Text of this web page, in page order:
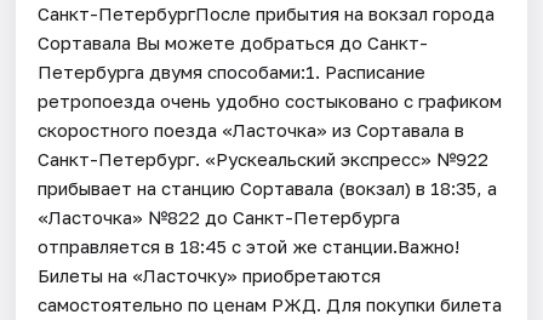
Санкт-ПетербургПосле прибытия на вокзал города
Сортавала Вы можете добраться до Санкт-
Петербурга двумя способами:1. Расписание
ретропоезда очень удобно состыковано с графиком
скоростного поезда «Ласточка» из Сортавала в
Санкт-Петербург. «Рускеальский экспресс» №922
прибывает на станцию Сортавала (вокзал) в 18:35, а
«Ласточка» №822 до Санкт-Петербурга
отправляется в 18:45 с этой же станции.Важно!
Билеты на «Ласточку» приобретаются
самостоятельно по ценам РЖД. Для покупки билета